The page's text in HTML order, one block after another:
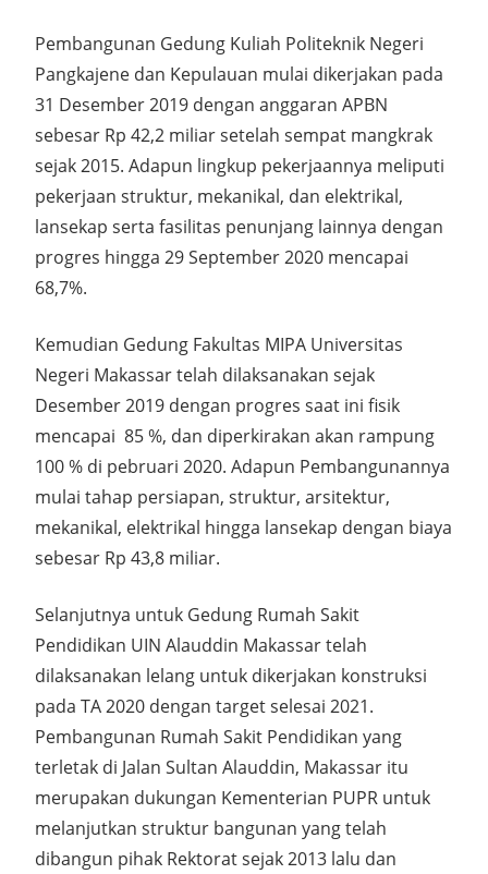
Pembangunan Gedung Kuliah Politeknik Negeri
Pangkajene dan Kepulauan mulai dikerjakan pada
31 Desember 2019 dengan anggaran APBN
sebesar Rp 42,2 miliar setelah sempat mangkrak
sejak 2015. Adapun lingkup pekerjaannya meliputi
pekerjaan struktur, mekanikal, dan elektrikal,
lansekap serta fasilitas penunjang lainnya dengan
progres hingga 29 September 2020 mencapai
68,7%.
Kemudian Gedung Fakultas MIPA Universitas
Negeri Makassar telah dilaksanakan sejak
Desember 2019 dengan progres saat ini fisik
mencapai 85 %, dan diperkirakan akan rampung
100 % di pebruari 2020. Adapun Pembangunannya
mulai tahap persiapan, struktur, arsitektur,
mekanikal, elektrikal hingga lansekap dengan biaya
sebesar Rp 43,8 miliar.
Selanjutnya untuk Gedung Rumah Sakit
Pendidikan UIN Alauddin Makassar telah
dilaksanakan lelang untuk dikerjakan konstruksi
pada TA 2020 dengan target selesai 2021.
Pembangunan Rumah Sakit Pendidikan yang
terletak di Jalan Sultan Alauddin, Makassar itu
merupakan dukungan Kementerian PUPR untuk
melanjutkan struktur bangunan yang telah
dibangun pihak Rektorat sejak 2013 lalu dan